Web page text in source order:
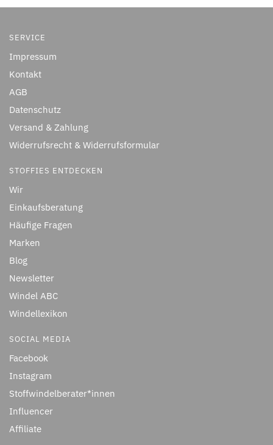
SERVICE
Impressum
Kontakt
AGB
Datenschutz
Versand & Zahlung
Widerrufsrecht & Widerrufsformular
STOFFIES ENTDECKEN
Wir
Einkaufsberatung
Häufige Fragen
Marken
Blog
Newsletter
Windel ABC
Windellexikon
SOCIAL MEDIA
Facebook
Instagram
Stoffwindelberater*innen
Influencer
Affiliate